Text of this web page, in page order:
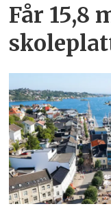
Får 15,8